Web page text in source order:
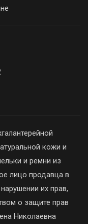
кожи и
и ремни из
лицо продавца в
их прав,
о защите прав
Николаевна